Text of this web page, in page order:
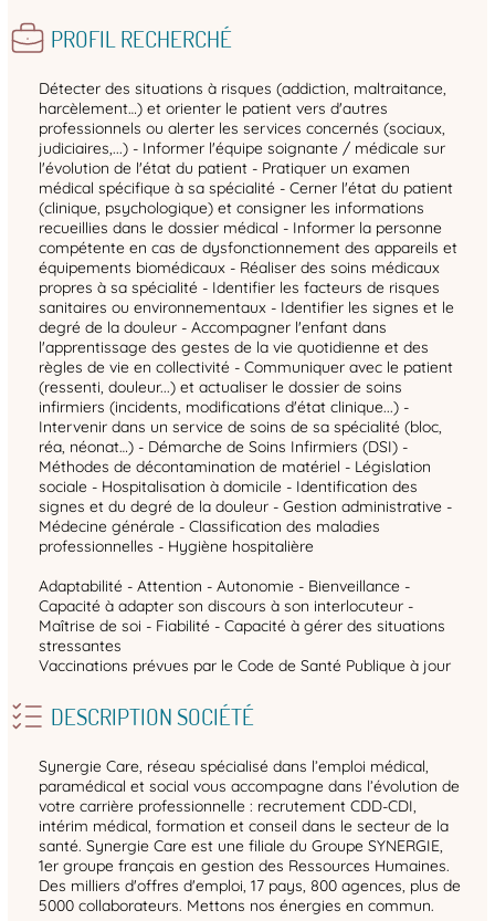
PROFIL RECHERCHÉ
Détecter des situations à risques (addiction, maltraitance,
harcèlement…) et orienter le patient vers d'autres
professionnels ou alerter les services concernés (sociaux,
judiciaires,...) - Informer l'équipe soignante / médicale sur
l'évolution de l'état du patient - Pratiquer un examen
médical spécifique à sa spécialité - Cerner l'état du patient
(clinique, psychologique) et consigner les informations
recueillies dans le dossier médical - Informer la personne
compétente en cas de dysfonctionnement des appareils et
équipements biomédicaux - Réaliser des soins médicaux
propres à sa spécialité - Identifier les facteurs de risques
sanitaires ou environnementaux - Identifier les signes et le
degré de la douleur - Accompagner l'enfant dans
l'apprentissage des gestes de la vie quotidienne et des
règles de vie en collectivité - Communiquer avec le patient
(ressenti, douleur...) et actualiser le dossier de soins
infirmiers (incidents, modifications d'état clinique...) -
Intervenir dans un service de soins de sa spécialité (bloc,
réa, néonat…) - Démarche de Soins Infirmiers (DSI) -
Méthodes de décontamination de matériel - Législation
sociale - Hospitalisation à domicile - Identification des
signes et du degré de la douleur - Gestion administrative -
Médecine générale - Classification des maladies
professionnelles - Hygiène hospitalière
Adaptabilité - Attention - Autonomie - Bienveillance -
Capacité à adapter son discours à son interlocuteur -
Maîtrise de soi - Fiabilité - Capacité à gérer des situations
stressantes
Vaccinations prévues par le Code de Santé Publique à jour
DESCRIPTION SOCIÉTÉ
Synergie Care, réseau spécialisé dans l’emploi médical,
paramédical et social vous accompagne dans l’évolution de
votre carrière professionnelle : recrutement CDD-CDI,
intérim médical, formation et conseil dans le secteur de la
santé. Synergie Care est une filiale du Groupe SYNERGIE,
1er groupe français en gestion des Ressources Humaines.
Des milliers d'offres d'emploi, 17 pays, 800 agences, plus de
5000 collaborateurs. Mettons nos énergies en commun.